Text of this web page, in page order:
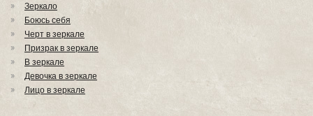
Зеркало
Боюсь себя
Черт в зеркале
Призрак в зеркале
В зеркале
Девочка в зеркале
Лицо в зеркале